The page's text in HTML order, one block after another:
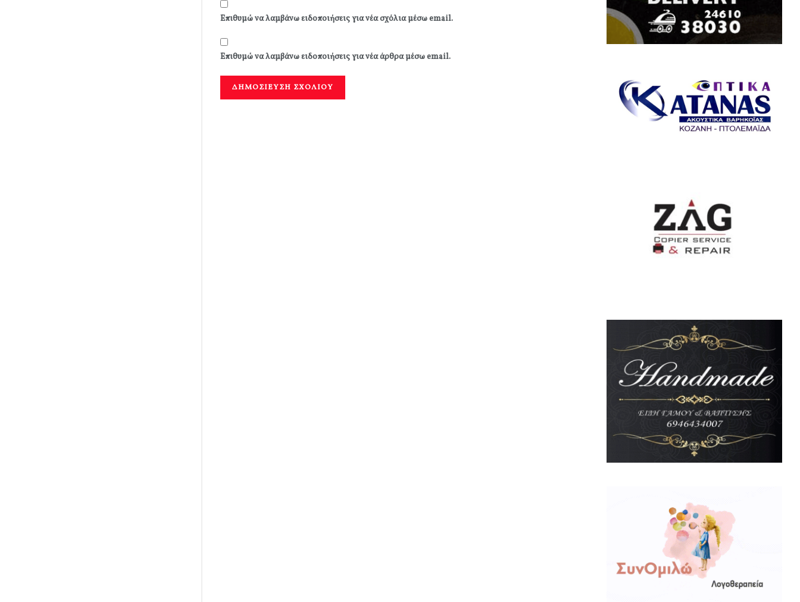
Επιθυμώ να λαμβάνω ειδοποιήσεις για νέα σχόλια μέσω email.
Επιθυμώ να λαμβάνω ειδοποιήσεις για νέα άρθρα μέσω email.